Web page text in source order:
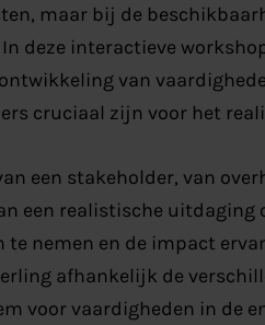
maar bij de
deze interactieve
van
cruciaal zijn voor het
een stakeholder, van
een realistische uitdaging
te nemen en de impact
afhankelijk de
voor vaardigheden in de